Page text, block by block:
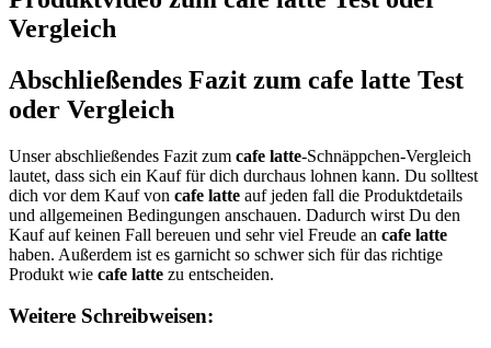
Vergleich
Abschließendes Fazit zum cafe latte Test
oder Vergleich
Unser abschließendes Fazit zum cafe latte-Schnäppchen-Vergleich
lautet, dass sich ein Kauf für dich durchaus lohnen kann. Du solltest
dich vor dem Kauf von cafe latte auf jeden fall die Produktdetails
und allgemeinen Bedingungen anschauen. Dadurch wirst Du den
Kauf auf keinen Fall bereuen und sehr viel Freude an cafe latte
haben. Außerdem ist es garnicht so schwer sich für das richtige
Produkt wie cafe latte zu entscheiden.
Weitere Schreibweisen: